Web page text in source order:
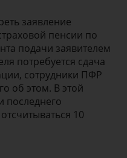
заявление
пенсии по
подачи заявителем
потребуется сдача
сотрудники ПФР
об этом. В этой
последнего
10